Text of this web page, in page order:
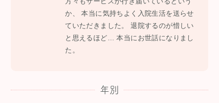
か、 本当に気持ちよく入院生活を送らせ
ていただきました。 退院するのが惜しい
と思えるほど… 本当にお世話になりまし
た。
年別